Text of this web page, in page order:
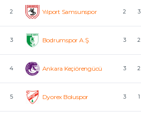
2 Yılport Samsunspor 2 3
3 Bodrumspor A.Ş. 3 2
4 Ankara Keçiörengücü 3 2
5 Dyorex Boluspor 3 1